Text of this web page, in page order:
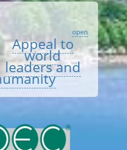
open
Appeal to
world
leaders and